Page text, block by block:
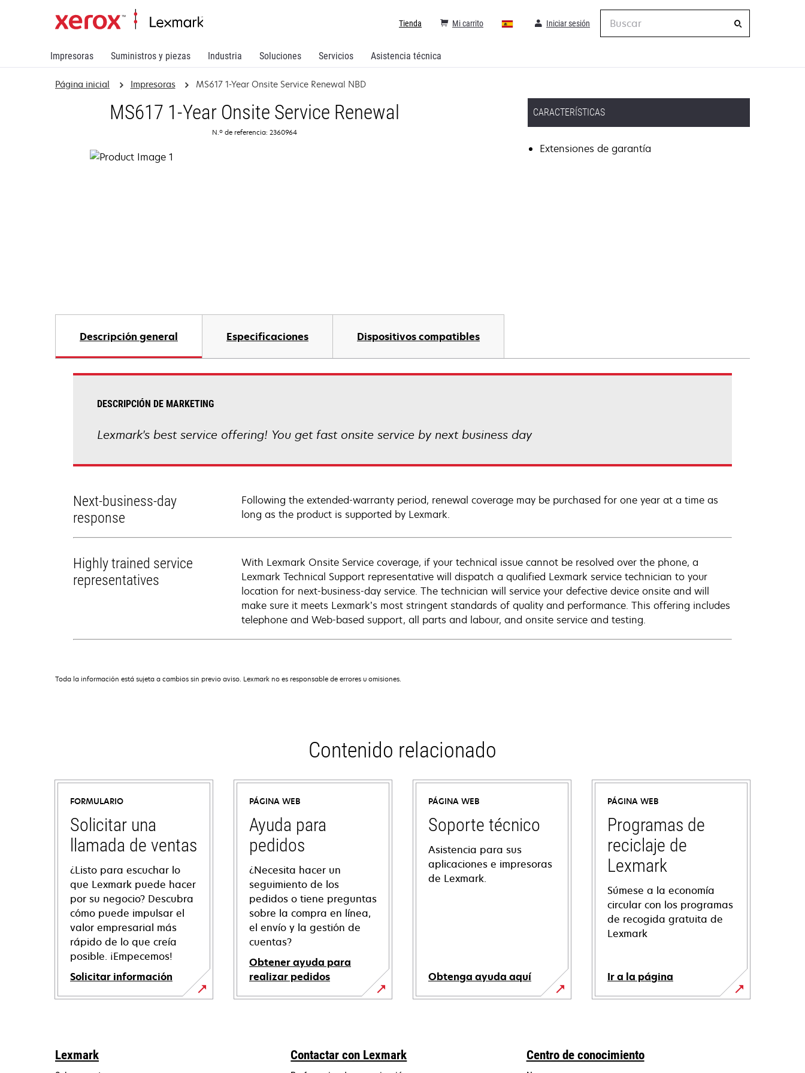
Impresoras Suministros y piezas Industria Soluciones Servicios Asistencia técnica
Tienda Iniciar sesión
Mi carrito
Página inicial Impresoras MS617 1-Year Onsite Service Renewal NBD
MS617 1-Year Onsite Service Renewal
N.º de referencia: 2360964
CARACTERÍSTICAS
Extensiones de garantía
Descripción general Especificaciones Dispositivos compatibles
DESCRIPCIÓN DE MARKETING
Lexmark's best service offering! You get fast onsite service by next business day
Next-business-day
response
Following the extended-warranty period, renewal coverage may be purchased for one year at a time as
long as the product is supported by Lexmark.
Highly trained service
representatives
With Lexmark Onsite Service coverage, if your technical issue cannot be resolved over the phone, a
Lexmark Technical Support representative will dispatch a qualified Lexmark service technician to your
location for next-business-day service. The technician will service your defective device onsite and will
make sure it meets Lexmark’s most stringent standards of quality and performance. This offering includes
telephone and Web-based support, all parts and labour, and onsite service and testing.
Toda la información está sujeta a cambios sin previo aviso. Lexmark no es responsable de errores u omisiones.
Contenido relacionado
FORMULARIO
Solicitar una
llamada de ventas
¿Listo para escuchar lo
que Lexmark puede hacer
por su negocio? Descubra
cómo puede impulsar el
valor empresarial más
rápido de lo que creía
posible. ¡Empecemos!
Solicitar información
PÁGINA WEB
Ayuda para
pedidos
¿Necesita hacer un
seguimiento de los
pedidos o tiene preguntas
sobre la compra en línea,
el envío y la gestión de
cuentas?
Obtener ayuda para
realizar pedidos
PÁGINA WEB
Soporte técnico
Asistencia para sus
aplicaciones e impresoras
de Lexmark.
Obtenga ayuda aquí
se
PÁGINA WEB
Programas de
reciclaje de
Lexmark
Súmese a la economía
circular con los programas
de recogida gratuita de
Lexmark
Ir a la página
Lexmark Contactar con Lexmark Centro de conocimiento